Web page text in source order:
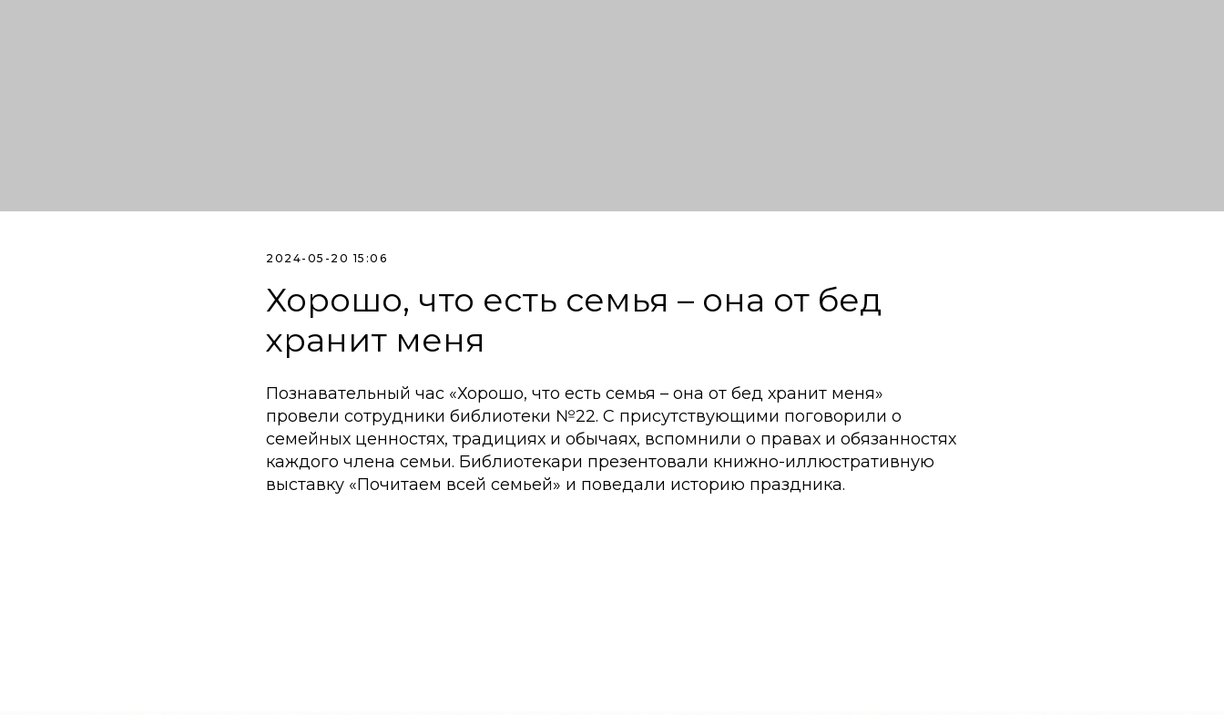
2024-05-20 15:06
Хорошо, что есть семья – она от бед
хранит меня
Познавательный час «Хорошо, что есть семья – она от бед хранит меня»
провели сотрудники библиотеки №22. С присутствующими поговорили о
семейных ценностях, традициях и обычаях, вспомнили о правах и обязанностях
каждого члена семьи. Библиотекари презентовали книжно-иллюстративную
выставку «Почитаем всей семьей» и поведали историю праздника.